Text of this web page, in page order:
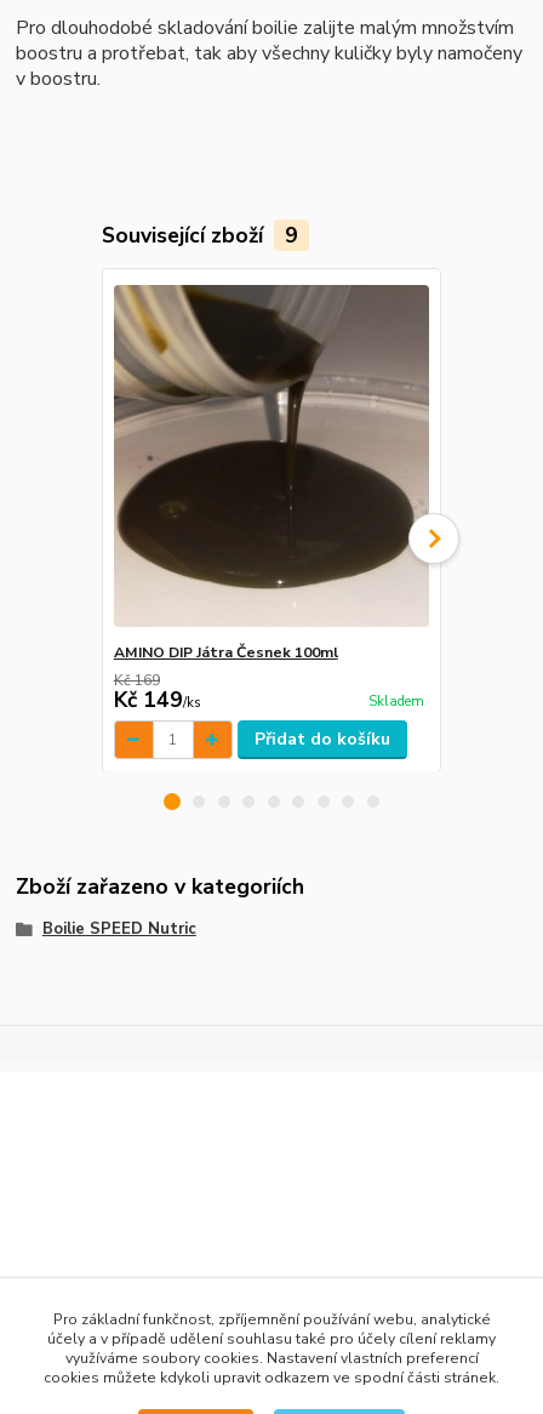
Pro dlouhodobé skladování boilie zalijte malým množstvím
boostru a protřebat, tak aby všechny kuličky byly namočeny
v boostru.
Související zboží 9
AMINO DIP Játra Česnek 100ml
Kč 169
Kč 149/ks Skladem
Přidat do košíku
Zboží zařazeno v kategoriích
Boilie SPEED Nutric
info@h2obaits.cz
Pro základní funkčnost, zpříjemnění používání webu, analytické
účely a v případě udělení souhlasu také pro účely cílení reklamy
využíváme soubory cookies. Nastavení vlastních preferencí
cookies můžete kdykoli upravit odkazem ve spodní části stránek.